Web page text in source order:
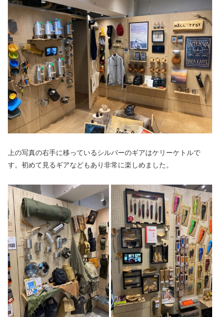
上の写真の右手に移っているシルバーのギアはケリーケトルで
す。初めて見るギアなどもあり非常に楽しめました。